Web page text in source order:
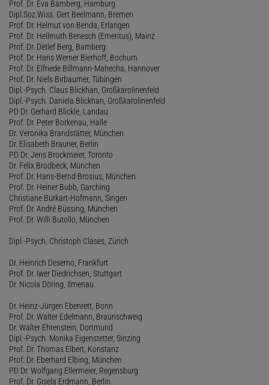
Prof. Dr. Eva Bamberg, Hamburg
Dipl.Soz.Wiss. Gert Beelmann, Bremen
Prof. Dr. Helmut von Benda, Erlangen
Prof. Dr. Hellmuth Benesch (Emeritus), Mainz
Prof. Dr. Detlef Berg, Bamberg
Prof. Dr. Hans Werner Bierhoff, Bochum
Prof. Dr. Elfriede Billmann-Mahecha, Hannover
Prof. Dr. Niels Birbaumer, Tübingen
Dipl.-Psych. Claus Blickhan, Großkarolinenfeld
Dipl.-Psych. Daniela Blickhan, Großkarolinenfeld
PD Dr. Gerhard Blickle, Landau
Prof. Dr. Peter Borkenau, Halle
Dr. Veronika Brandstätter, München
Dr. Elisabeth Brauner, Berlin
PD Dr. Jens Brockmeier, Toronto
Dr. Felix Brodbeck, München
Prof. Dr. Hans-Bernd Brosius, München
Prof. Dr. Heiner Bubb, Garching
Christiane Burkart-Hofmann, Singen
Prof. Dr. André Büssing, München
Prof. Dr. Willi Butollo, München
Dipl.-Psych. Christoph Clases, Zürich
Dr. Heinrich Deserno, Frankfurt
Prof. Dr. Iwer Diedrichsen, Stuttgart
Dr. Nicola Döring, Ilmenau
Dr. Heinz-Jürgen Ebenrett, Bonn
Prof. Dr. Walter Edelmann, Braunschweig
Dr. Walter Ehrenstein, Dortmund
Dipl.-Psych. Monika Eigenstetter, Sinzing
Prof. Dr. Thomas Elbert, Konstanz
Prof. Dr. Eberhard Elbing, München
PD Dr. Wolfgang Ellermeier, Regensburg
Prof. Dr. Gisela Erdmann, Berlin